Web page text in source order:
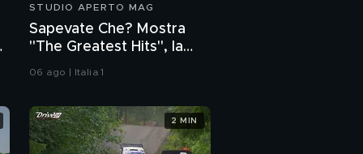
STUDIO APERTO MAG
Sapevate Che? Mostra
"The Greatest Hits", la
Ferrari di Mario Del
06 ago | Italia 1
2 MIN